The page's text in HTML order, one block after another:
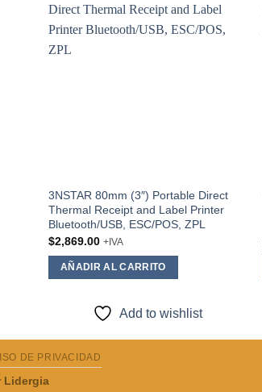
Add to
wishlist
3NSTAR 80mm (3″) Portable Direct
Thermal Receipt and Label Printer
Bluetooth/USB, ESC/POS, ZPL
$2,869.00 +IVA
AÑADIR AL CARRITO
Add to wishlist
DE PRIVACIDAD
Lidergia